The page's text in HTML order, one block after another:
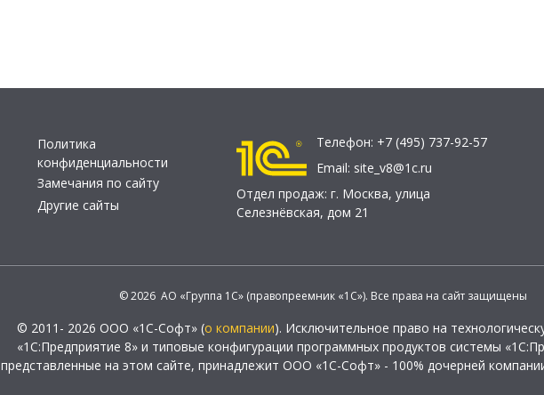
Политика
конфиденциальности
Замечания по сайту
Другие сайты
Телефон: +7 (495) 737-92-57
Email: site_v8@1c.ru
Отдел продаж: г. Москва, улица
Селезнёвская, дом 21
© 2026 АО «Группа 1С» (правопреемник «1С»). Все права на сайт защищены
© 2011- 2026 ООО «1С-Софт» (о компании). Исключительное право на
«1С:Предприятие 8» и типовые конфигурации программных продуктов системы
представленные на этом сайте, принадлежит ООО «1С-Софт» - 100% дочерней